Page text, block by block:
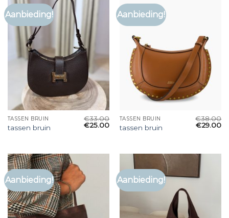
Aanbieding!
TASSEN BRUIN
tassen bruin
€33.00
€25.00
Aanbieding!
TASSEN BRUIN
tassen bruin
€38.00
€29.00
Aanbieding! Aanbieding!